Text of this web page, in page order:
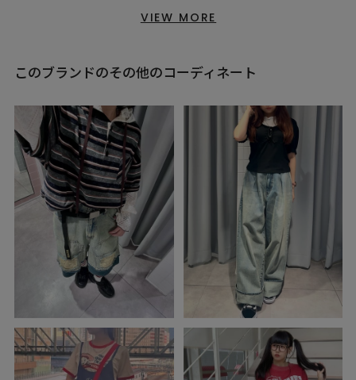
VIEW MORE
このブランドのその他のコーディネート